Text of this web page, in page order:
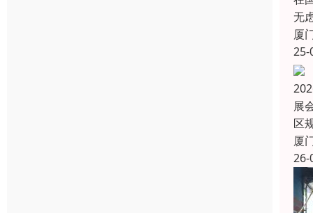
无
厦
25-
展
区
厦
26-